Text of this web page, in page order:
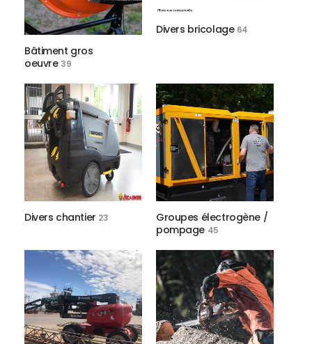
Bâtiment gros
oeuvre39
Divers bricolage 64
Divers chantier 23
Groupes électrogène /
pompage 45